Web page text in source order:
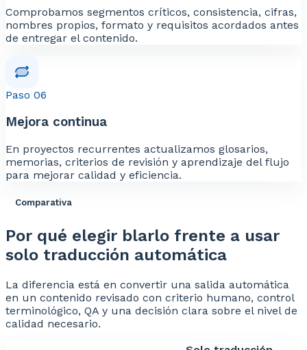
Comprobamos segmentos críticos, consistencia, cifras,
nombres propios, formato y requisitos acordados antes
de entregar el contenido.
Paso 06
Mejora continua
En proyectos recurrentes actualizamos glosarios,
memorias, criterios de revisión y aprendizaje del flujo
para mejorar calidad y eficiencia.
Comparativa
Por qué elegir blarlo frente a usar
solo traducción automática
La diferencia está en convertir una salida automática
en un contenido revisado con criterio humano, control
terminológico, QA y una decisión clara sobre el nivel de
calidad necesario.